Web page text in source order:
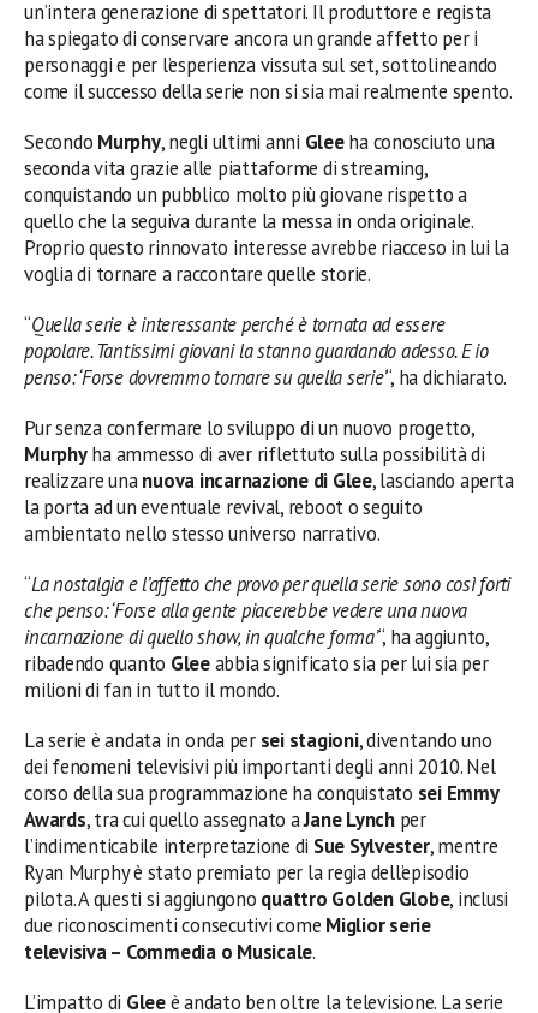
un’intera generazione di spettatori. Il produttore e regista
ha spiegato di conservare ancora un grande affetto per i
personaggi e per l’esperienza vissuta sul set, sottolineando
come il successo della serie non si sia mai realmente spento.
Secondo Murphy, negli ultimi anni Gleeha conosciuto una
seconda vita grazie alle piattaforme di streaming,
conquistando un pubblico molto più giovane rispetto a
quello che la seguiva durante la messa in onda originale.
Proprio questo rinnovato interesse avrebbe riacceso in lui la
voglia di tornare a raccontare quelle storie.
“Quella serie è interessante perché è tornata ad essere
popolare. Tantissimi giovani la stanno guardando adesso. E io
penso: ‘Forse dovremmo tornare su quella serie’“, ha dichiarato.
Pur senza confermare lo sviluppo di un nuovo progetto,
Murphyha ammesso di aver riflettuto sulla possibilità di
realizzare unanuova incarnazione di Glee, lasciando aperta
la porta ad un eventuale revival, reboot o seguito
ambientato nello stesso universo narrativo.
“La nostalgia e l’affetto che provo per quella serie sono così forti
che penso: ‘Forse alla gente piacerebbe vedere una nuova
incarnazione di quello show, in qualche forma’“, ha aggiunto,
ribadendo quanto Gleeabbia significato sia per lui sia per
milioni di fan in tutto il mondo.
La serie è andata in onda per sei stagioni, diventando uno
dei fenomeni televisivi più importanti degli anni 2010. Nel
corso della sua programmazione ha conquistato sei Emmy
Awards, tra cui quello assegnato aJane Lynchper
l’indimenticabile interpretazione di Sue Sylvester, mentre
Ryan Murphy è stato premiato per la regia dell’episodio
pilota. A questi si aggiungono quattro Golden Globe, inclusi
due riconoscimenti consecutivi come Miglior serie
televisiva – Commedia o Musicale.
L’impatto di Gleeè andato ben oltre la televisione. La serie